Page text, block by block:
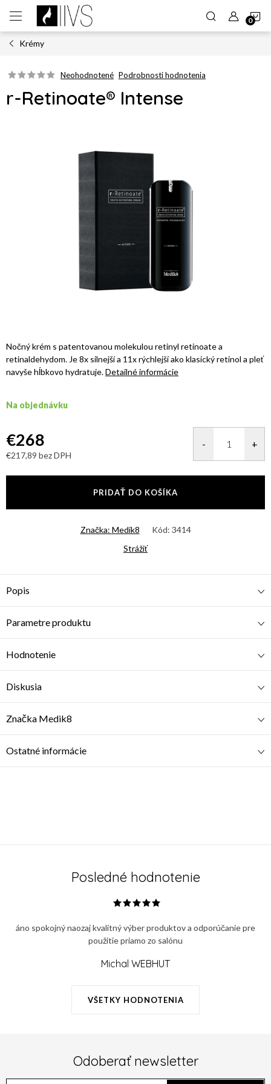
obsah
Krémy
Neohodnotené Podrobnosti hodnotenia
r-Retinoate® Intense
Nočný krém s patentovanou molekulou retinyl retinoate a
retinaldehydom. Je 8x silnejší a 11x rýchlejší ako klasický retinol a pleť
navyše hĺbkovo hydratuje.Detailné informácie
Na objednávku
€268
€217,89 bez DPH
PRIDAŤ DO KOŠÍKA
Značka: Medik8 Kód: 3414
Strážiť
Popis
Parametre produktu
Hodnotenie
Diskusia
Značka Medik8
Ostatné informácie
Posledné hodnotenie
VŠETKY HODNOTENIA
áno spokojný naozaj kvalitný výber produktov a odporúčanie pre
použitie priamo zo salónu
Michal WEBHUT
Odoberať newsletter